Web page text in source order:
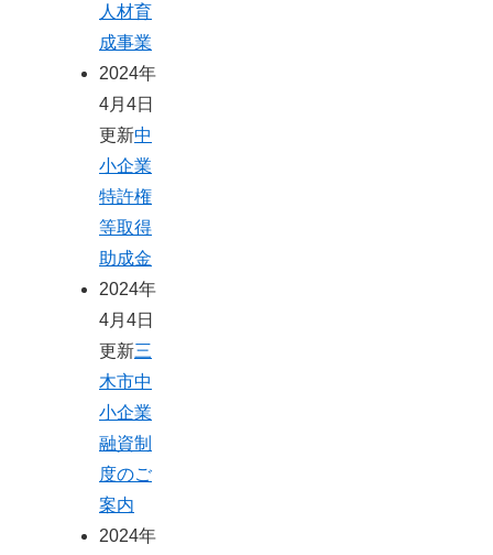
人材育
成事業
2024年
4月4日
更新中
小企業
特許権
等取得
助成金
2024年
4月4日
更新三
木市中
小企業
融資制
度のご
案内
2024年